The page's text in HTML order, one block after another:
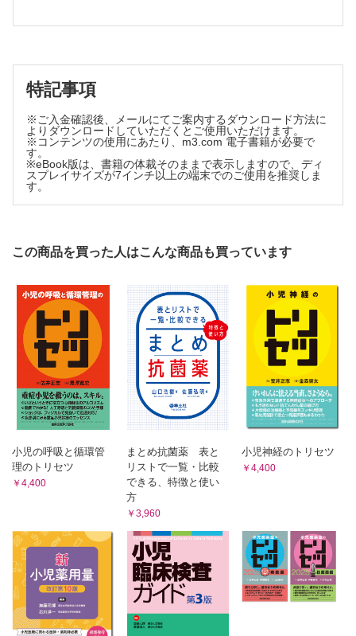
第28章 生体防御と免疫不全症
第29章 アレルギー疾患
第30章 リウマチ性疾患と類縁疾患
第31章 川崎病
第32章 ウイルス性疾患
第33章 細菌・真菌感染症
第35章 呼吸器疾患
第37章 消化器疾患
第38章 腎疾患
第39章 泌尿器・生殖器疾患
第40章 血液と造血器疾患
第41章 悪性新生物
第42章 神経系疾患
第43章 筋・末梢神経と結合組織疾患
第44章 発達障害と行動小児医学
第45章 思春期の子どもの医療
第46章 小児外科疾患
第48章 眼疾患
第49章 耳鼻咽喉疾患
第50章 歯・口腔疾患
第51章 骨・関節疾患
第52章 遺伝子治療
特記事項
※ご入金確認後、メールにてご案内するダウンロード方法に
よりダウンロードしていただくとご使用いただけます。
※コンテンツの使用にあたり、m3.com 電子書籍が必要で
す。
※eBook版は、書籍の体裁そのままで表示しますので、ディ
スプレイサイズが7インチ以上の端末でのご使用を推奨しま
す。
この商品を買った人はこんな商品も買っています
小児の呼吸と循環管
理のトリセツ
￥4,400
まとめ抗菌薬 表と
リストで一覧・比較
できる、特徴と使い
方
￥3,960
小児神経のトリセツ
￥4,400